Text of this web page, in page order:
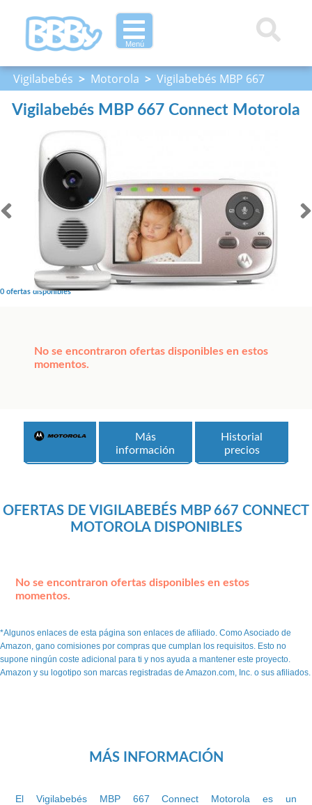
Menú
Vigilabebés > Motorola > Vigilabebés MBP 667
Connect Motorola
Vigilabebés MBP 667 Connect Motorola
0 ofertas disponibles
No se encontraron ofertas disponibles en estos
momentos.
Más
información
Historial
precios
OFERTAS DE VIGILABEBÉS MBP 667 CONNECT
MOTOROLA DISPONIBLES
No se encontraron ofertas disponibles en estos
momentos.
*Algunos enlaces de esta página son enlaces de afiliado. Como Asociado de
Amazon, gano comisiones por compras que cumplan los requisitos. Esto no
supone ningún coste adicional para ti y nos ayuda a mantener este proyecto.
Amazon y su logotipo son marcas registradas de Amazon.com, Inc. o sus afiliados.
MÁS INFORMACIÓN
El Vigilabebés MBP 667 Connect Motorola es un